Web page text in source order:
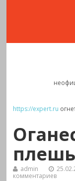
https://expert.ru
admin
комментариев